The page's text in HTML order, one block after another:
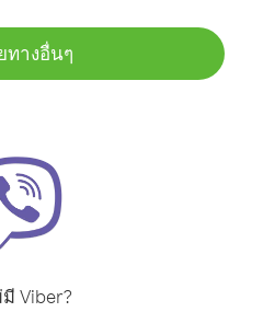
ทางอื่นๆ
Viber?